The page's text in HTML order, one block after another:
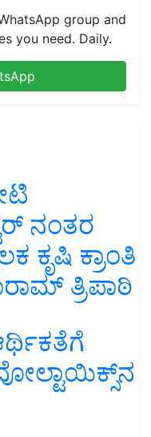
group and
you need. Daily.
ನಂತರ
ಕ್ರಾಂತಿ
ತ್ರಿಪಾಠಿ